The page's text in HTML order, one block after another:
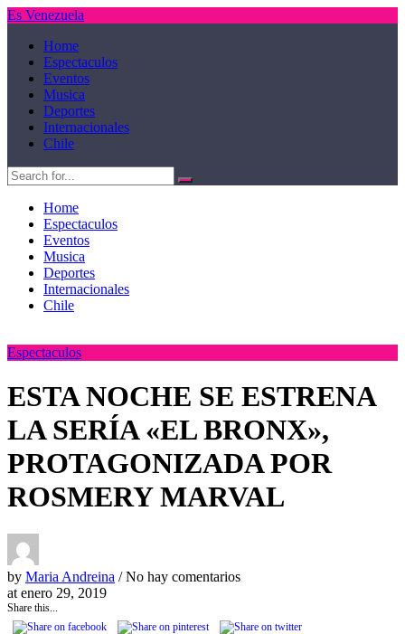
Es Venezuela
Home
Espectaculos
Eventos
Musica
Deportes
Internacionales
Chile
Home
Espectaculos
Eventos
Musica
Deportes
Internacionales
Chile
Espectaculos
ESTA NOCHE SE ESTRENA
LA SERÍA «EL BRONX»,
PROTAGONIZADA POR
ROSMERY MARVAL
by Maria Andreina / No hay comentarios
at enero 29, 2019
Share this...